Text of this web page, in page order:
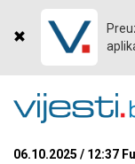
06.10.2025 / 12:37